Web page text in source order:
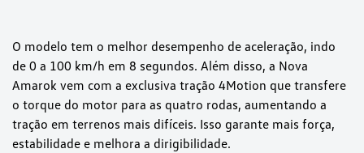
O modelo tem o melhor desempenho de aceleração, indo
de 0 a 100 km/h em 8 segundos. Além disso, a Nova
Amarok vem com a exclusiva tração 4Motion que transfere
o torque do motor para as quatro rodas, aumentando a
tração em terrenos mais difíceis. Isso garante mais força,
estabilidade e melhora a dirigibilidade.